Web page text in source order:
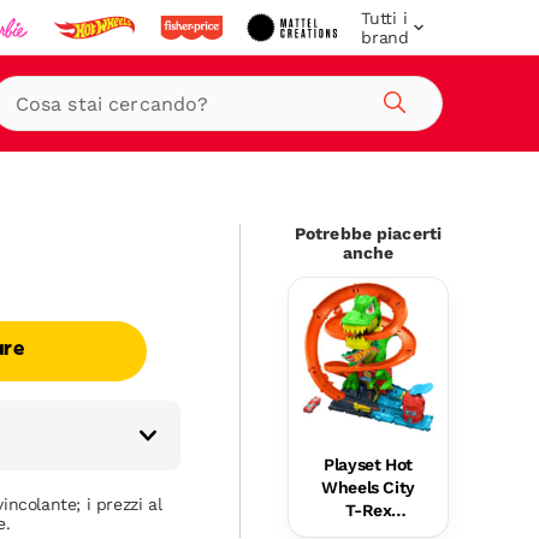
Tutti i
brand
Cerca
i prezzi al
Potrebbe piacerti
anche
Playset Hot
Wheels City
T-Rex
Battaglia